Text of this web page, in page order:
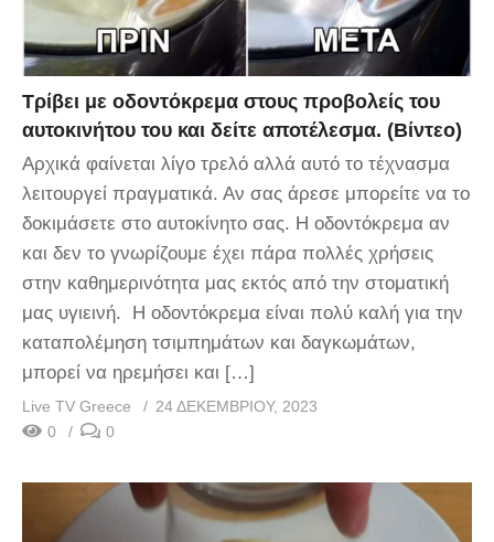
Τρίβει με οδοντόκρεμα στους προβολείς του
αυτοκινήτου του και δείτε αποτέλεσμα. (Βίντεο)
Αρχικά φαίνεται λίγο τρελό αλλά αυτό το τέχνασμα
λειτουργεί πραγματικά. Αν σας άρεσε μπορείτε να το
δοκιμάσετε στο αυτοκίνητο σας. Η οδοντόκρεμα αν
και δεν το γνωρίζουμε έχει πάρα πολλές χρήσεις
στην καθημερινότητα μας εκτός από την στοματική
μας υγιεινή. Η οδοντόκρεμα είναι πολύ καλή για την
καταπολέμηση τσιμπημάτων και δαγκωμάτων,
μπορεί να ηρεμήσει και […]
Live TV Greece
24 ΔΕΚΕΜΒΡΊΟΥ, 2023
0
0